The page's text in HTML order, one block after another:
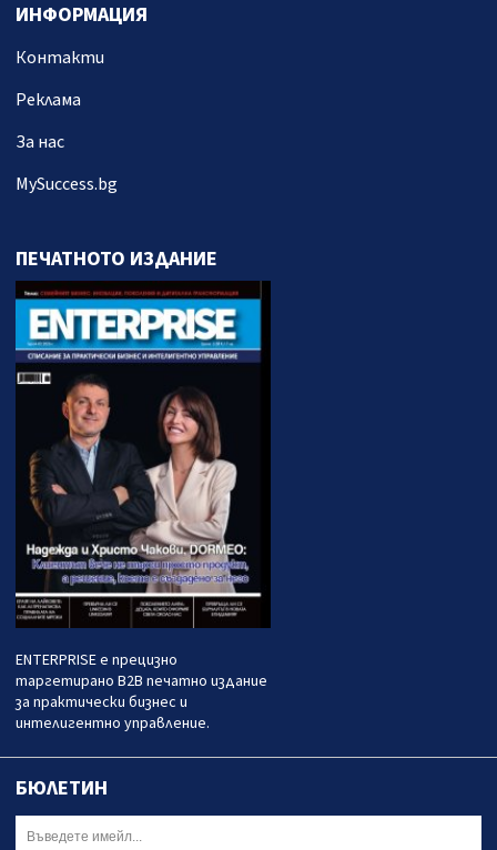
ИНФОРМАЦИЯ
Контакти
Реклама
За нас
MySuccess.bg
ПЕЧАТНОТО ИЗДАНИЕ
ENTERPRISE е прецизно
таргетирано B2B печатно издание
за практически бизнес и
интелигентно управление.
БЮЛЕТИН